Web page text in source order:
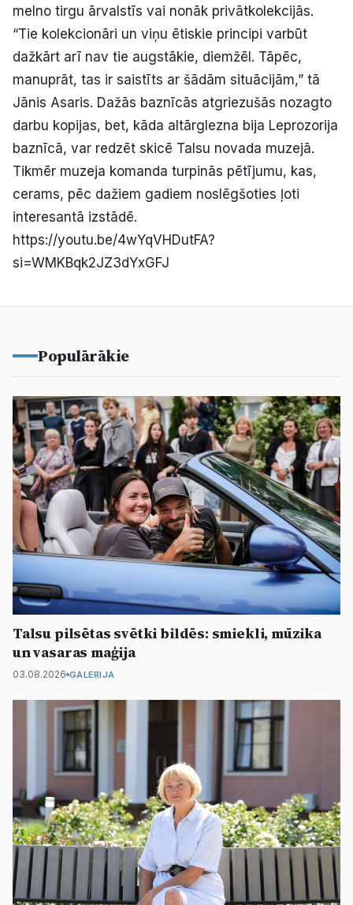
melno tirgu ārvalstīs vai nonāk privātkolekcijās.
“Tie kolekcionāri un viņu ētiskie principi varbūt
dažkārt arī nav tie augstākie, diemžēl. Tāpēc,
manuprāt, tas ir saistīts ar šādām situācijām,” tā
Jānis Asaris. Dažās baznīcās atgriezušās nozagto
darbu kopijas, bet, kāda altārglezna bija Leprozorija
baznīcā, var redzēt skicē Talsu novada muzejā.
Tikmēr muzeja komanda turpinās pētījumu, kas,
cerams, pēc dažiem gadiem noslēgšoties ļoti
interesantā izstādē.
https://youtu.be/4wYqVHDutFA?
si=WMKBqk2JZ3dYxGFJ
Populārākie
Talsu pilsētas svētki bildēs: smiekli, mūzika
un vasaras maģija
03.08.2026 GALERIJA